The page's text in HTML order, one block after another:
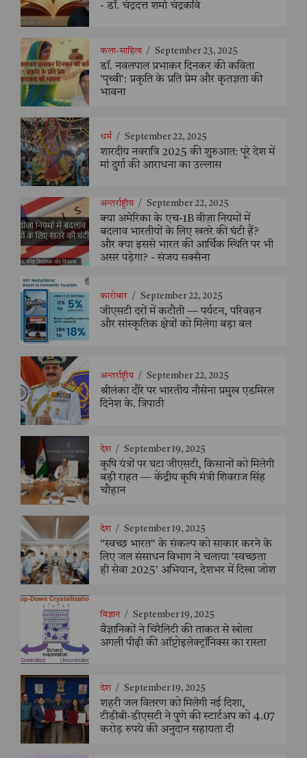
- डॉ. चंद्रदत्त शर्मा चंद्रकवि
कला-साहित्य / September 23, 2025
डॉ. नवलपाल प्रभाकर दिनकर की कविता
'पृथ्वी': प्रकृति के प्रति प्रेम और कृतज्ञता की
भावना
धर्म / September 22, 2025
शारदीय नवरात्रि 2025 की शुरुआत: पूरे देश में
मां दुर्गा की आराधना का उल्लास
अन्तर्राष्ट्रीय / September 22, 2025
क्या अमेरिका के एच-1B वीज़ा नियमों में
बदलाव भारतीयों के लिए खतरे की घंटी हैं?
और क्या इससे भारत की आर्थिक स्थिति पर भी
असर पड़ेगा? - संजय सक्सैना
कारोबार / September 22, 2025
जीएसटी दरों में कटौती — पर्यटन, परिवहन
और सांस्कृतिक क्षेत्रों को मिलेगा बड़ा बल
अन्तर्राष्ट्रीय / September 22, 2025
श्रीलंका दौरे पर भारतीय नौसेना प्रमुख एडमिरल
दिनेश के. त्रिपाठी
देश / September 19, 2025
कृषि यंत्रों पर घटा जीएसटी, किसानों को मिलेगी
बड़ी राहत — केंद्रीय कृषि मंत्री शिवराज सिंह
चौहान
देश / September 19, 2025
"स्वच्छ भारत" के संकल्प को साकार करने के
लिए जल संसाधन विभाग ने चलाया 'स्वच्छता
ही सेवा 2025' अभियान, देशभर में दिखा जोश
विज्ञान / September 19, 2025
वैज्ञानिकों ने चिरैलिटी की ताकत से खोला
अगली पीढ़ी की ऑप्टोइलेक्ट्रॉनिक्स का रास्ता
देश / September 19, 2025
शहरी जल वितरण को मिलेगी नई दिशा,
टीडीबी-डीएसटी ने पुणे की स्टार्टअप को 4.07
करोड़ रुपये की अनुदान सहायता दी